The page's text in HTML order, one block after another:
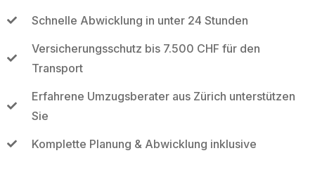
Schnelle Abwicklung in unter 24 Stunden
Versicherungsschutz bis 7.500 CHF für den
Transport
Erfahrene Umzugsberater aus Zürich unterstützen
Sie
Komplette Planung & Abwicklung inklusive